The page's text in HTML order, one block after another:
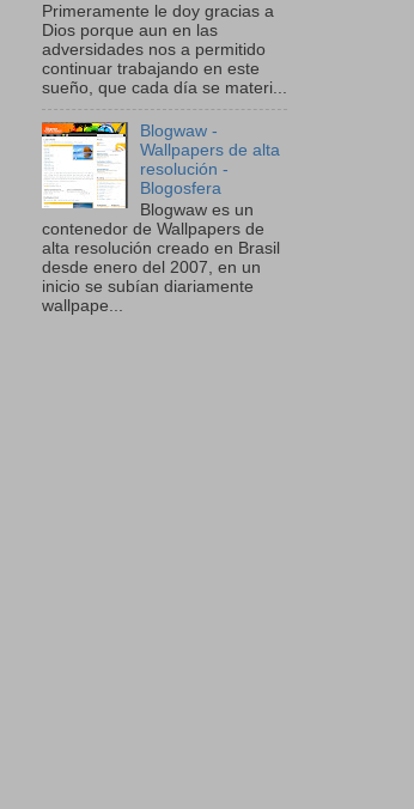
Primeramente le doy gracias a
Dios porque aun en las
adversidades nos a permitido
continuar trabajando en este
sueño, que cada día se materi...
Blogwaw -
Wallpapers de alta
resolución -
Blogosfera
Blogwaw es un
contenedor de Wallpapers de
alta resolución creado en Brasil
desde enero del 2007, en un
inicio se subían diariamente
wallpape...